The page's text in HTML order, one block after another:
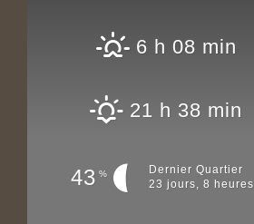
6 h 08 min
21 h 38 min
43 %
Dernier Quartier
23 jours, 8 heures